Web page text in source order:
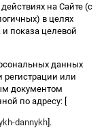
на Сайте (с
в целях
показа целевой
данных
регистрации или
документом
по адресу: [
dannykh ].